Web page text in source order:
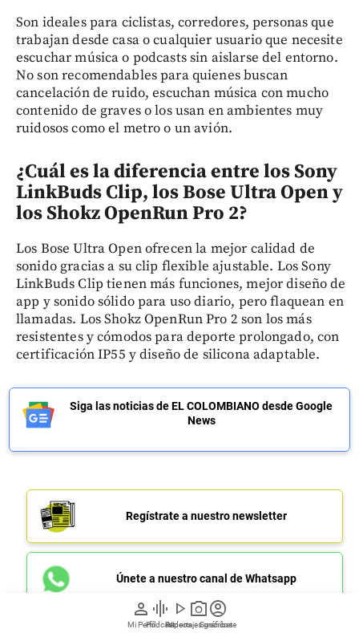
person
Mi Perfil
graphic_eq
Pódcast
play_arrow
Videos
photo_camera
Reportajes gráficos
account_circle
Suscríbete
Son ideales para ciclistas, corredores, personas que
trabajan desde casa o cualquier usuario que necesite
escuchar música o podcasts sin aislarse del entorno.
No son recomendables para quienes buscan
cancelación de ruido, escuchan música con mucho
contenido de graves o los usan en ambientes muy
ruidosos como el metro o un avión.
¿Cuál es la diferencia entre los Sony
LinkBuds Clip, los Bose Ultra Open y
los Shokz OpenRun Pro 2?
Los Bose Ultra Open ofrecen la mejor calidad de
sonido gracias a su clip flexible ajustable. Los Sony
LinkBuds Clip tienen más funciones, mejor diseño de
app y sonido sólido para uso diario, pero flaquean en
llamadas. Los Shokz OpenRun Pro 2 son los más
resistentes y cómodos para deporte prolongado, con
certificación IP55 y diseño de silicona adaptable.
Siga las noticias de EL COLOMBIANO desde Google
News
Regístrate a nuestro newsletter
Únete a nuestro canal de Whatsapp